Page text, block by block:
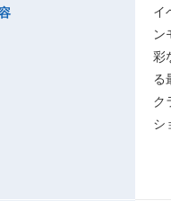
イ
ン
彩
る
ク
シ